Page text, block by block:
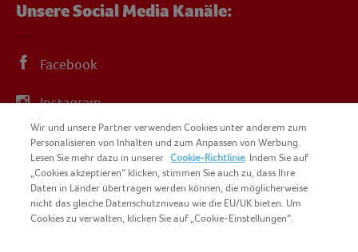
Unsere Social Media Kanäle:
Facebook
Instagram
YouTube
Wir und unsere Partner verwenden Cookies unter anderem zum
Personalisieren von Inhalten und zum Anpassen von Werbung.
Lesen Sie mehr dazu in unserer Cookie-Richtlinie. Indem Sie auf
„Cookies akzeptieren“ klicken, stimmen Sie auch zu, dass Ihre
Daten in Länder übertragen werden können, die möglicherweise
nicht das gleiche Datenschutzniveau wie die EU/UK bieten. Um
Cookies zu verwalten, klicken Sie auf „Cookie-Einstellungen“.